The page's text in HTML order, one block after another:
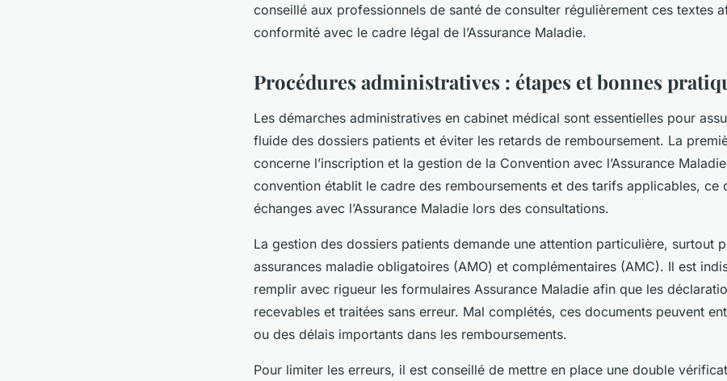
conseillé aux professionnels de santé de consulter régulièrement ces textes
conformité avec le cadre légal de l’Assurance Maladie.
Procédures administratives : étapes et bonnes
Les démarches administratives en cabinet médical sont essentielles pour
fluide des dossiers patients et éviter les retards de remboursement. La
concerne l’inscription et la gestion de la Convention avec l’Assurance
convention établit le cadre des remboursements et des tarifs applicables, ce
échanges avec l’Assurance Maladie lors des consultations.
La gestion des dossiers patients demande une attention particulière, surtout
assurances maladie obligatoires (AMO) et complémentaires (AMC). Il est
remplir avec rigueur les formulaires Assurance Maladie afin que les
recevables et traitées sans erreur. Mal complétés, ces documents peuvent
ou des délais importants dans les remboursements.
Pour limiter les erreurs, il est conseillé de mettre en place une double